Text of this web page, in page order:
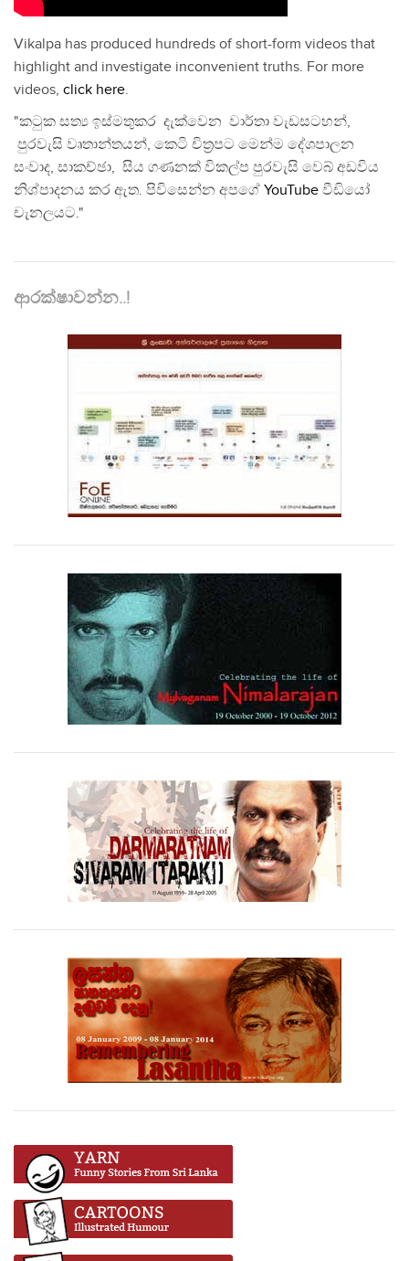
Vikalpa has produced hundreds of short-form videos that
highlight and investigate inconvenient truths. For more
videos, click here.
"කටුක සත්‍ය ඉස්මතුකර දැක්වෙන වාර්තා වැඩසටහන්,
පුරවැසි වෘතාන්තයන්, කෙටි චිත්‍රපට මෙන්ම දේශපාලන
සංවාද, සාකච්ඡා, සිය ගණනක් විකල්ප පුරවැසි වෙබ් අඩවිය
නිශ්පාදනය කර ඇත. පිවිසෙන්න අපගේ YouTube වීඩියෝ
චැනලයට."
ආරක්ෂාවන්න..!